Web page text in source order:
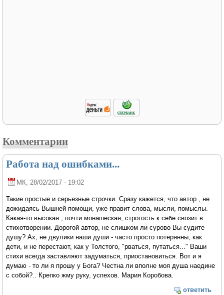
Комментарии
Работа над ошибками...
МК, 28/02/2017 - 19:02
Такие простые и серьезные строчки. Сразу кажется, что автор , не
дожидаясь Вышней помощи, уже правит слова, мысли, помыслы.
Какая-то высокая , почти монашеская, строгость к себе свозит в
стихотворении. Дорогой автор, не слишком ли сурово Вы судите
душу? Ах, не двулики наши души - часто просто потерянны, как
дети, и не перестают, как у Толстого, "рваться, путаться..." Ваши
стихи всегда заставляют задуматься, приостановиться. Вот и я
думаю - то ли я прошу у Бога? Честна ли вполне моя душа наедине
с собой?.. Крепко жму руку, успехов. Мария Коробова.
ответить